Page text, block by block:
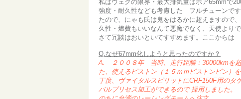
私はヴェクの限界・最大排気量はボア65mmで
強度・耐久性なども考慮した フルチューンで
たので、にゃも氏は鬼をはるかに超えますので
久性・燃費もいいなんて悪魔でなく、天使より
さて冗談はおいといてすすめます。ここからは
Q.なぜ67mm化しようと思ったのですか？
A. ２００８年 当時、走行距離：30000kmを超
た、使えるピストン（１５ｍｍピストンピン）
丁度、ヴァイタルスピリットにCRF150F用のタ
バルブリセス加工ができるので 採用しました。